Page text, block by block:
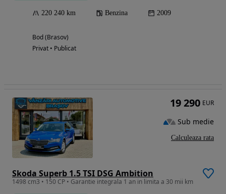
220 240 km Benzina 2009
Bod (Brasov)
Privat • Publicat
Skoda Superb 1.5 TSI DSG Ambition
1498 cm3 • 150 CP • Garantie integrala 1 an in limita a 30 mii km
19 290 EUR
Sub medie
Calculeaza rata